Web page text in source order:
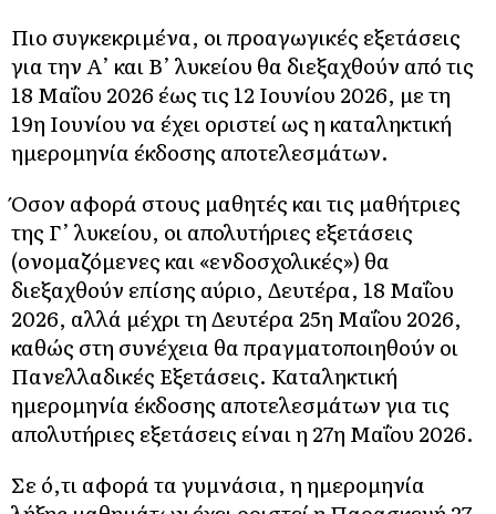
Πιο συγκεκριμένα, οι προαγωγικές εξετάσεις
για την Α’ και Β’ λυκείου θα διεξαχθούν από τις
18 Μαΐου 2026 έως τις 12 Ιουνίου 2026, με τη
19η Ιουνίου να έχει οριστεί ως η καταληκτική
ημερομηνία έκδοσης αποτελεσμάτων.
Όσον αφορά στους μαθητές και τις μαθήτριες
της Γ’ λυκείου, οι απολυτήριες εξετάσεις
(ονομαζόμενες και «ενδοσχολικές») θα
διεξαχθούν επίσης αύριο, Δευτέρα, 18 Μαΐου
2026, αλλά μέχρι τη Δευτέρα 25η Μαΐου 2026,
καθώς στη συνέχεια θα πραγματοποιηθούν οι
Πανελλαδικές Εξετάσεις. Καταληκτική
ημερομηνία έκδοσης αποτελεσμάτων για τις
απολυτήριες εξετάσεις είναι η 27η Μαΐου 2026.
Σε ό,τι αφορά τα γυμνάσια, η ημερομηνία